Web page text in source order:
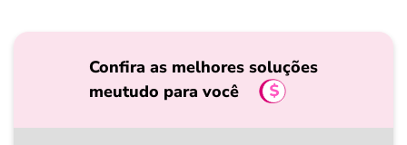
Confira as melhores soluções
meutudo para você